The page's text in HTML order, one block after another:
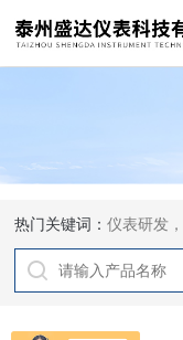
热门关键词：仪表研发